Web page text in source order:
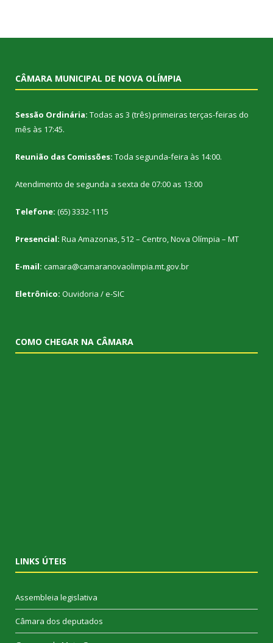
CÂMARA MUNICIPAL DE NOVA OLÍMPIA
Sessão Ordinária: Todas as 3 (três) primeiras terças-feiras do
mês às 17:45.
Reunião das Comissões: Toda segunda-feira às 14:00.
Atendimento de segunda a sexta de 07:00 as 13:00
Telefone: (65) 3332-1115
Presencial: Rua Amazonas, 512 – Centro, Nova Olímpia – MT
E-mail: camara@camaranovaolimpia.mt.gov.br
Eletrônico: Ouvidoria /e-SIC
COMO CHEGAR NA CÂMARA
LINKS ÚTEIS
Assembleia legislativa
Câmara dos deputados